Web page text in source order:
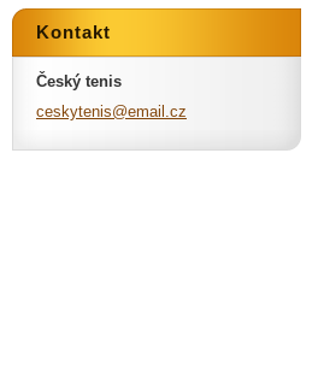
Kontakt
Český tenis
ceskytenis@email .cz